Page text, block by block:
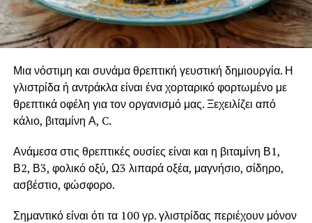
Μια νόστιμη και συνάμα θρεπτική γευστική δημιουργία. Η
γλιστρίδα ή αντράκλα είναι ένα χορταρικό φορτωμένο με
θρεπτικά οφέλη για τον οργανισμό μας. Ξεχειλίζει από
κάλιο, βιταμίνη Α, C.
Ανάμεσα στις θρεπτικές ουσίες είναι και η βιταμίνη Β1,
Β2, Β3, φολικό οξύ, Ω3 λιπαρά οξέα, μαγνήσιο, σίδηρο,
ασβέστιο, φώσφορο.
Σημαντικό είναι ότι τα 100 γρ. γλιστρίδας περιέχουν μόνον